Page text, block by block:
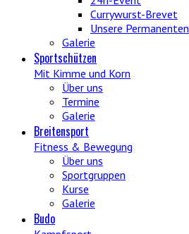
Currywurst-Brevet
Unsere Permanenten
Galerie
Sportschützen
Mit Kimme und Korn
Über uns
Termine
Galerie
Breitensport
Fitness & Bewegung
Über uns
Sportgruppen
Kurse
Galerie
Budo